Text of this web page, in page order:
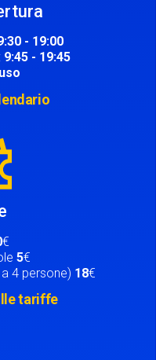
- 19:00
9:45 - 19:45
€
5€
4 persone) 18€
tariffe